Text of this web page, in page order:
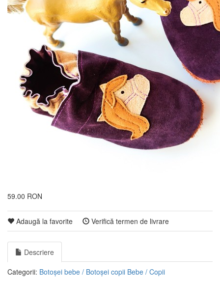
59.00 RON
Adaugă la favorite Verifică termen de livrare
Descriere
Categorii: Botoșei bebe / Botoșei copii Bebe / Copii